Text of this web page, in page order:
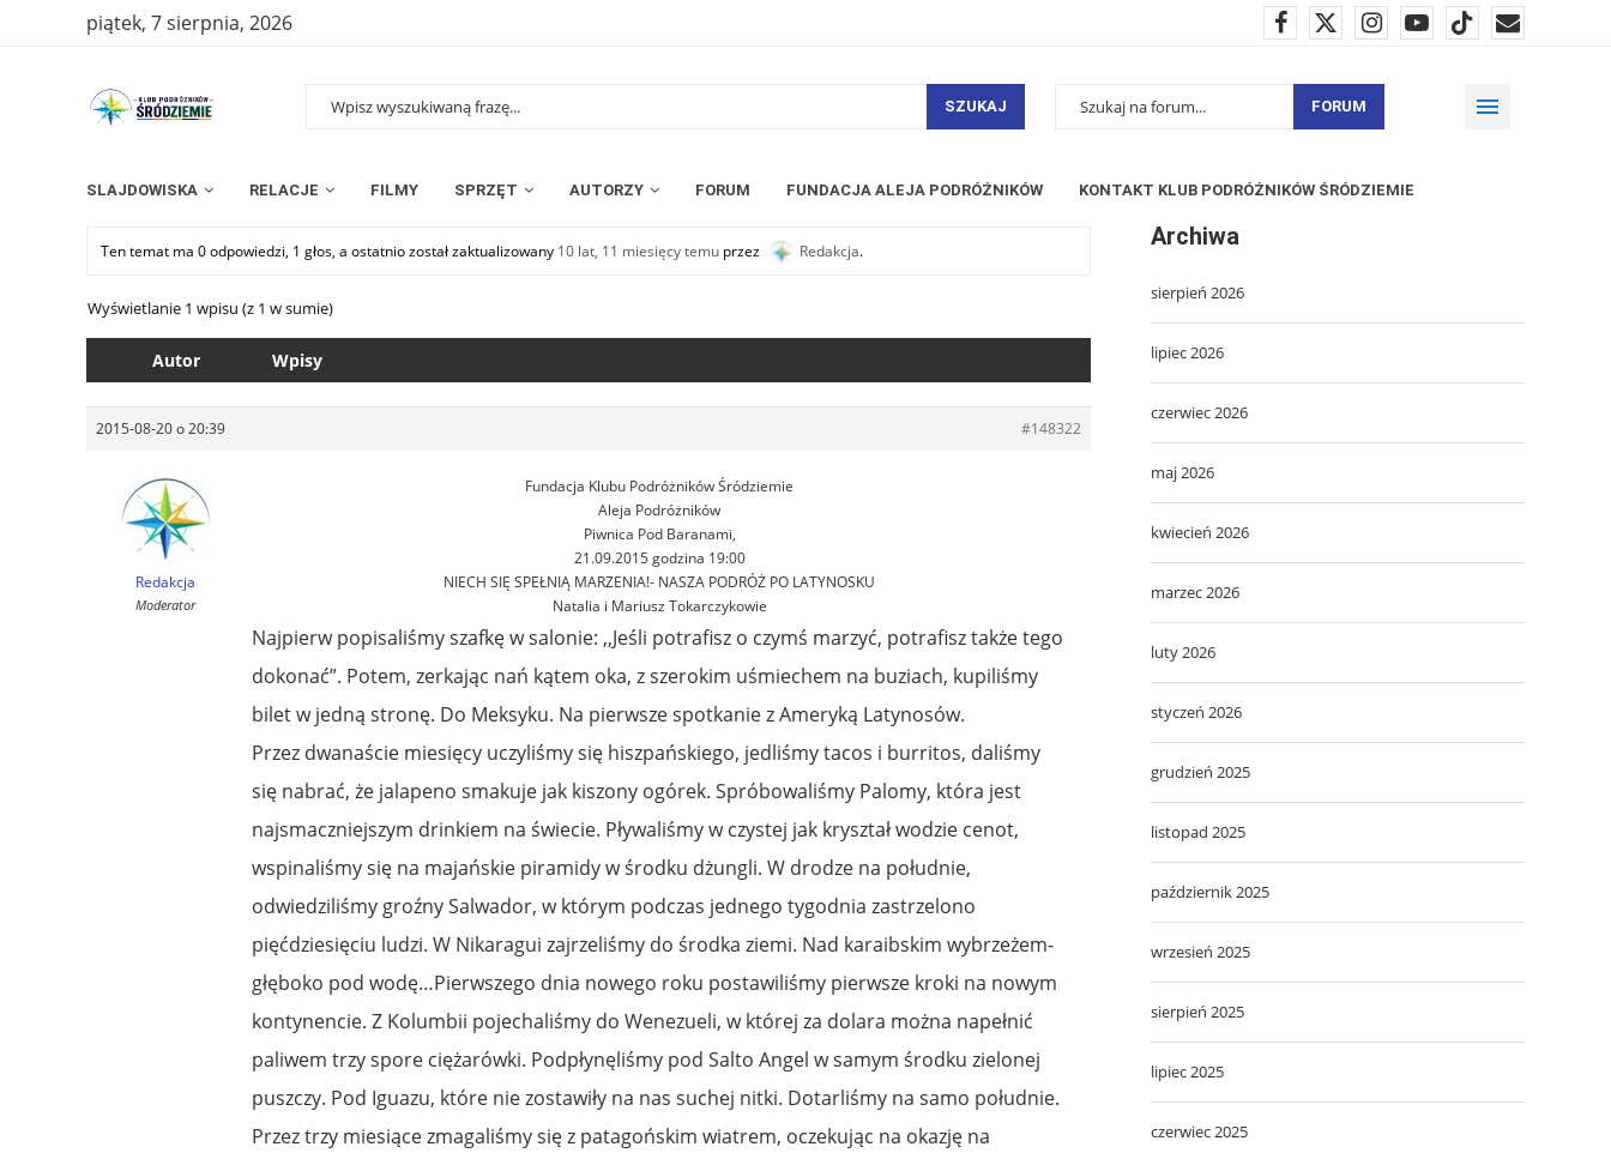
piątek, 7 sierpnia, 2026
SZUKAJ FORUM
SLAJDOWISKA RELACJE FILMY SPRZĘT AUTORZY FORUM FUNDACJA ALEJA PODRÓŻNIKÓW KONTAKT KLUB PODRÓŻNIKÓW ŚRÓDZIEMIE
Ten temat ma 0 odpowiedzi, 1 głos, a ostatnio został zaktualizowany 10 lat, 11 miesięcy temu przez Redakcja.
Wyświetlanie 1 wpisu (z 1 w sumie)
Autor Wpisy
2015-08-20 o 20:39 #148322
Redakcja
Moderator
Fundacja Klubu Podróżników Śródziemie
Aleja Podróżników
Piwnica Pod Baranami,
21.09.2015 godzina 19:00
NIECH SIĘ SPEŁNIĄ MARZENIA!- NASZA PODRÓŻ PO LATYNOSKU
Natalia i Mariusz Tokarczykowie
Najpierw popisaliśmy szafkę w salonie: ,,Jeśli potrafisz o czymś marzyć, potrafisz także tego
dokonać”. Potem, zerkając nań kątem oka, z szerokim uśmiechem na buziach, kupiliśmy
bilet w jedną stronę. Do Meksyku. Na pierwsze spotkanie z Ameryką Latynosów.
Przez dwanaście miesięcy uczyliśmy się hiszpańskiego, jedliśmy tacos i burritos, daliśmy
się nabrać, że jalapeno smakuje jak kiszony ogórek. Spróbowaliśmy Palomy, która jest
najsmaczniejszym drinkiem na świecie. Pływaliśmy w czystej jak kryształ wodzie cenot,
wspinaliśmy się na majańskie piramidy w środku dżungli. W drodze na południe,
odwiedziliśmy groźny Salwador, w którym podczas jednego tygodnia zastrzelono
pięćdziesięciu ludzi. W Nikaragui zajrzeliśmy do środka ziemi. Nad karaibskim wybrzeżem-
głęboko pod wodę…Pierwszego dnia nowego roku postawiliśmy pierwsze kroki na nowym
kontynencie. Z Kolumbii pojechaliśmy do Wenezueli, w której za dolara można napełnić
paliwem trzy spore ciężarówki. Podpłynęliśmy pod Salto Angel w samym środku zielonej
puszczy. Pod Iguazu, które nie zostawiły na nas suchej nitki. Dotarliśmy na samo południe.
Przez trzy miesiące zmagaliśmy się z patagońskim wiatrem, oczekując na okazję na
Archiwa
sierpień 2026
lipiec 2026
czerwiec 2026
maj 2026
kwiecień 2026
marzec 2026
luty 2026
styczeń 2026
grudzień 2025
listopad 2025
październik 2025
wrzesień 2025
sierpień 2025
lipiec 2025
czerwiec 2025